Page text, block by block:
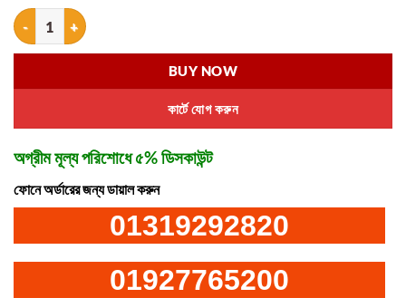
Sumifun Private Antibacterial Cream quantity
কার্টে যোগ করুন
BUY NOW
অগ্রীম মূল্য পরিশোধে ৫% ডিসকাউন্ট
ফোনে অর্ডারের জন্য ডায়াল করুন
01319292820
01927765200